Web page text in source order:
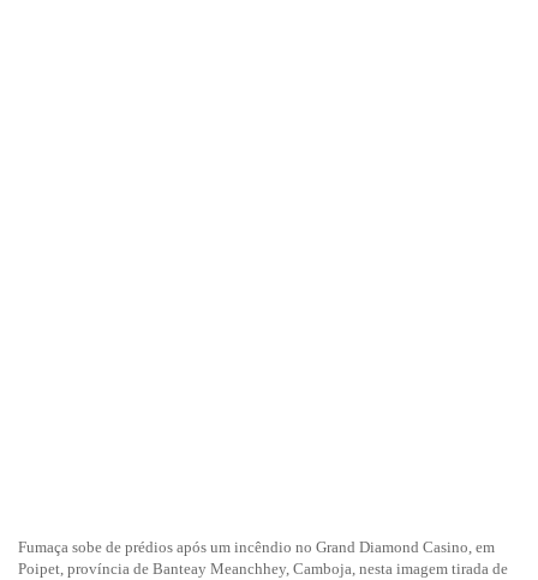
Fumaça sobe de prédios após um incêndio no Grand Diamond Casino, em
Poipet, província de Banteay Meanchhey, Camboja, nesta imagem tirada de